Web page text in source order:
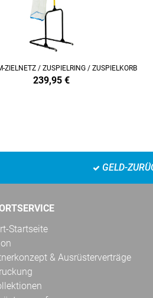
ZIELNETZ / ZUSPIELRING / ZUSPIELKORB
239,95 €
GELD-
Startseite
& Ausrüsterverträge